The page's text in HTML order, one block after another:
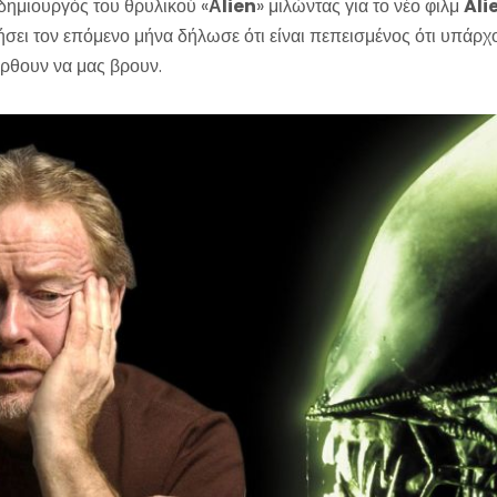
του θρυλικού «Αlien» μιλώντας για το νέο φιλμ
τον επόμενο μήνα δήλωσε ότι είναι πεπεισμένος ότι
να μας βρουν.